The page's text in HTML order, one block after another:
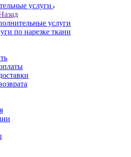
услуги
услуги
по нарезке ткани